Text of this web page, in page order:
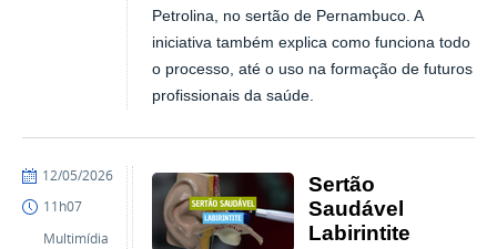
Petrolina, no sertão de Pernambuco. A
iniciativa também explica como funciona todo
o processo, até o uso na formação de futuros
profissionais da saúde.
Sertão
Saudável
Labirintite
publicado
12/05/2026
11h07
Multimídia